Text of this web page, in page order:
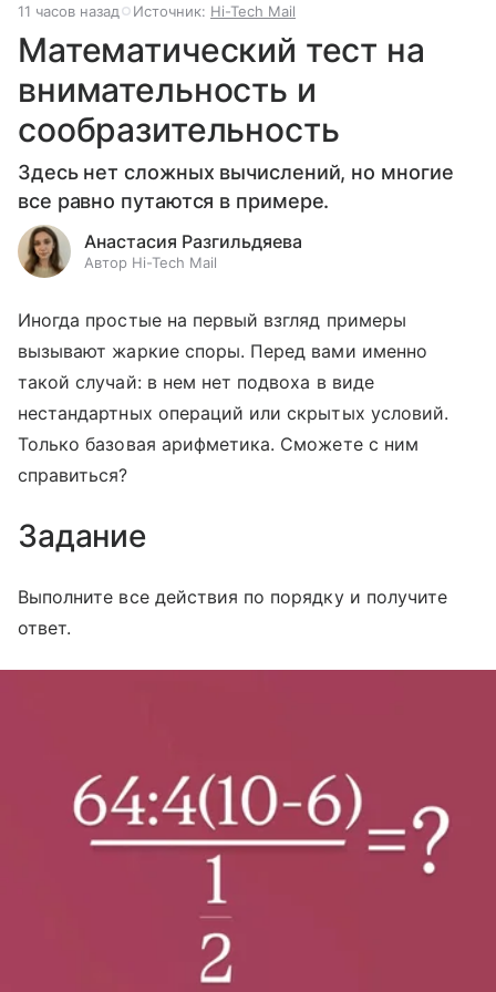
11 часов назад Источник: Hi-Tech Mail
Математический тест на
внимательность и
сообразительность
Здесь нет сложных вычислений, но многие
все равно путаются в примере.
Анастасия Разгильдяева
Автор Hi-Tech Mail
Иногда простые на первый взгляд примеры
вызывают жаркие споры. Перед вами именно
такой случай: в нем нет подвоха в виде
нестандартных операций или скрытых условий.
Только базовая арифметика. Сможете с ним
справиться?
Задание
Выполните все действия по порядку и получите
ответ.